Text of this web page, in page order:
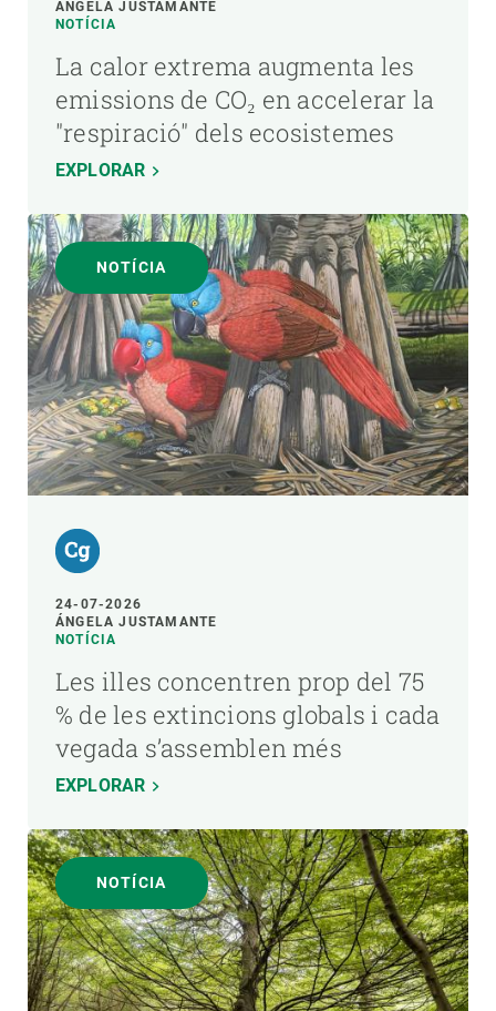
ÁNGELA JUSTAMANTE
NOTÍCIA
La calor extrema augmenta les
emissions de CO₂ en accelerar la
"respiració" dels ecosistemes
EXPLORAR
NOTÍCIA
24-07-2026
ÁNGELA JUSTAMANTE
NOTÍCIA
Les illes concentren prop del 75
% de les extincions globals i cada
vegada s’assemblen més
EXPLORAR
NOTÍCIA